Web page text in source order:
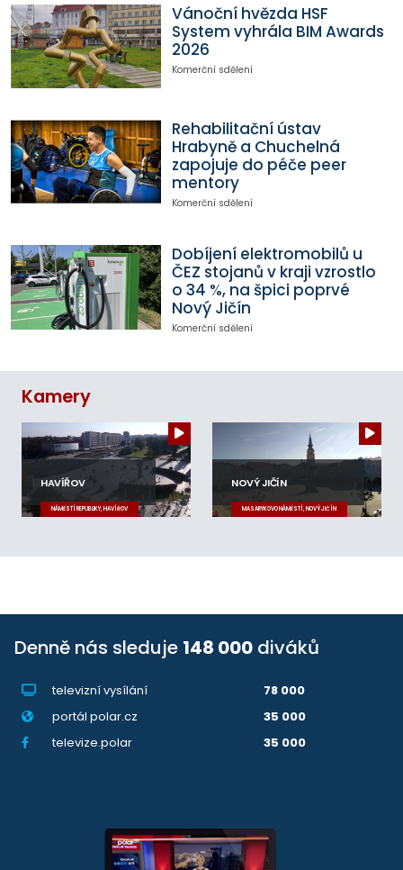
Vánoční hvězda HSF
System vyhrála BIM Awards
2026
Komerční sdělení
Rehabilitační ústav
Hrabyně a Chuchelná
zapojuje do péče peer
mentory
Komerční sdělení
Dobíjení elektromobilů u
ČEZ stojanů v kraji vzrostlo
o 34 %, na špici poprvé
Nový Jičín
Komerční sdělení
Kamery
HAVÍŘOV
NÁMĚSTÍ REPUBLIKY, HAVÍŘOV
NOVÝ JIČÍN
MASARYKOVO NÁMĚSTÍ, NOVÝ JIČÍN
Denně nás sleduje 148 000 diváků
televizní vysílání
78 000
portál polar.cz
35 000
televize.polar
35 000